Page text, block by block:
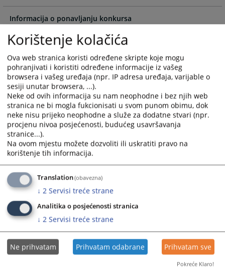
question
mark
to
get
the
keyboard
shortcuts
for
changing
dates.
question
the
keyboard
for
changing
dates.
Informacija o ponavljanju konkursa
02.04.2026.
Informacija o ponavljanju konkursa
13.03.2026.
Informacija o ponavljanju konkursa za četiri pozicije suca
Kantonalnog suda u Sarajevu i četiri pozicije suca
Okružnog suda u Banja Luci
17.02.2026.
Informacija o ponavljanju konkursa
22.01.2026.
Obavijest o objavi natječaja za odabir kandidata za
nominaciju za suca Međunarodnog kaznenog suda.
31.12.2025.
Informacija o ponavljanju konkursa
Korištenje kolačića
Ova web stranica koristi određene skripte koje mogu
pohranjivati i koristiti određene informacije iz vašeg
browsera i vašeg uređaja (npr. IP adresa uređaja, varijable o
sesiji unutar browsera, ...).
Neke od ovih informacija su nam neophodne i bez njih web
stranica ne bi mogla fukcionisati u svom punom obimu, dok
neke nisu prijeko neophodne a služe za dodatne stvari (npr.
procjenu nivoa posjećenosti, budućeg usavršavanja
stranice...).
Na ovom mjestu možete dozvoliti ili uskratiti pravo na
korištenje tih informacija.
Translation(obavezna)
↓ 2 Servisi treće strane
Analitika o posjećenosti stranica
↓ 2 Servisi treće strane
Ne prihvatam Prihvatam odabrane Prihvatam sve
Pokreće Klaro!